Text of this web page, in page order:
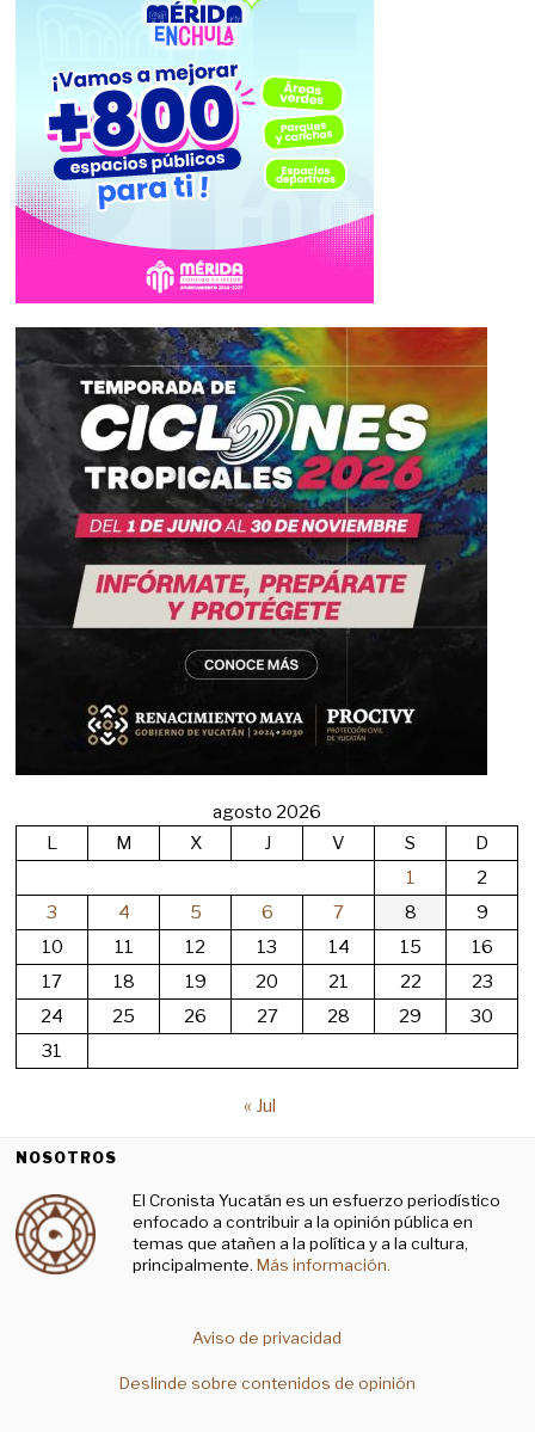
agosto 2026
L
M X J V S
D
1
2
3
4 5 6 7 8
9
10
11 12 13 14 15
16
17
18 19 20 21 22
23
24
25 26 27 28 29
30
31
« Jul
NOSOTROS
El Cronista Yucatán es un esfuerzo periodístico
enfocado a contribuir a la opinión pública en
temas que atañen a la política y a la cultura,
principalmente. Más información.
Aviso de privacidad
Deslinde sobre contenidos de opinión